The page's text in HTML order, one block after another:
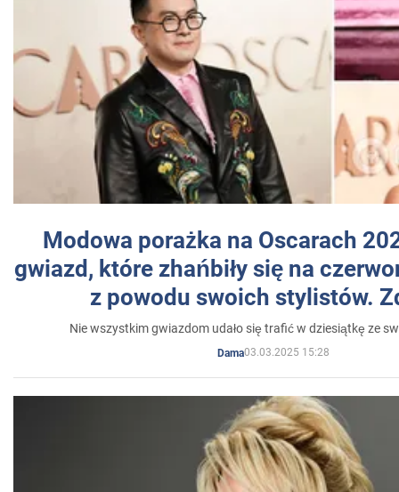
Modowa porażka na Oscarach
gwiazd, które zhańbiły się na
z powodu swoich stylistów.
Nie wszystkim gwiazdom udało się trafić w dziesiątkę ze
Dama03.03.2025 15:28